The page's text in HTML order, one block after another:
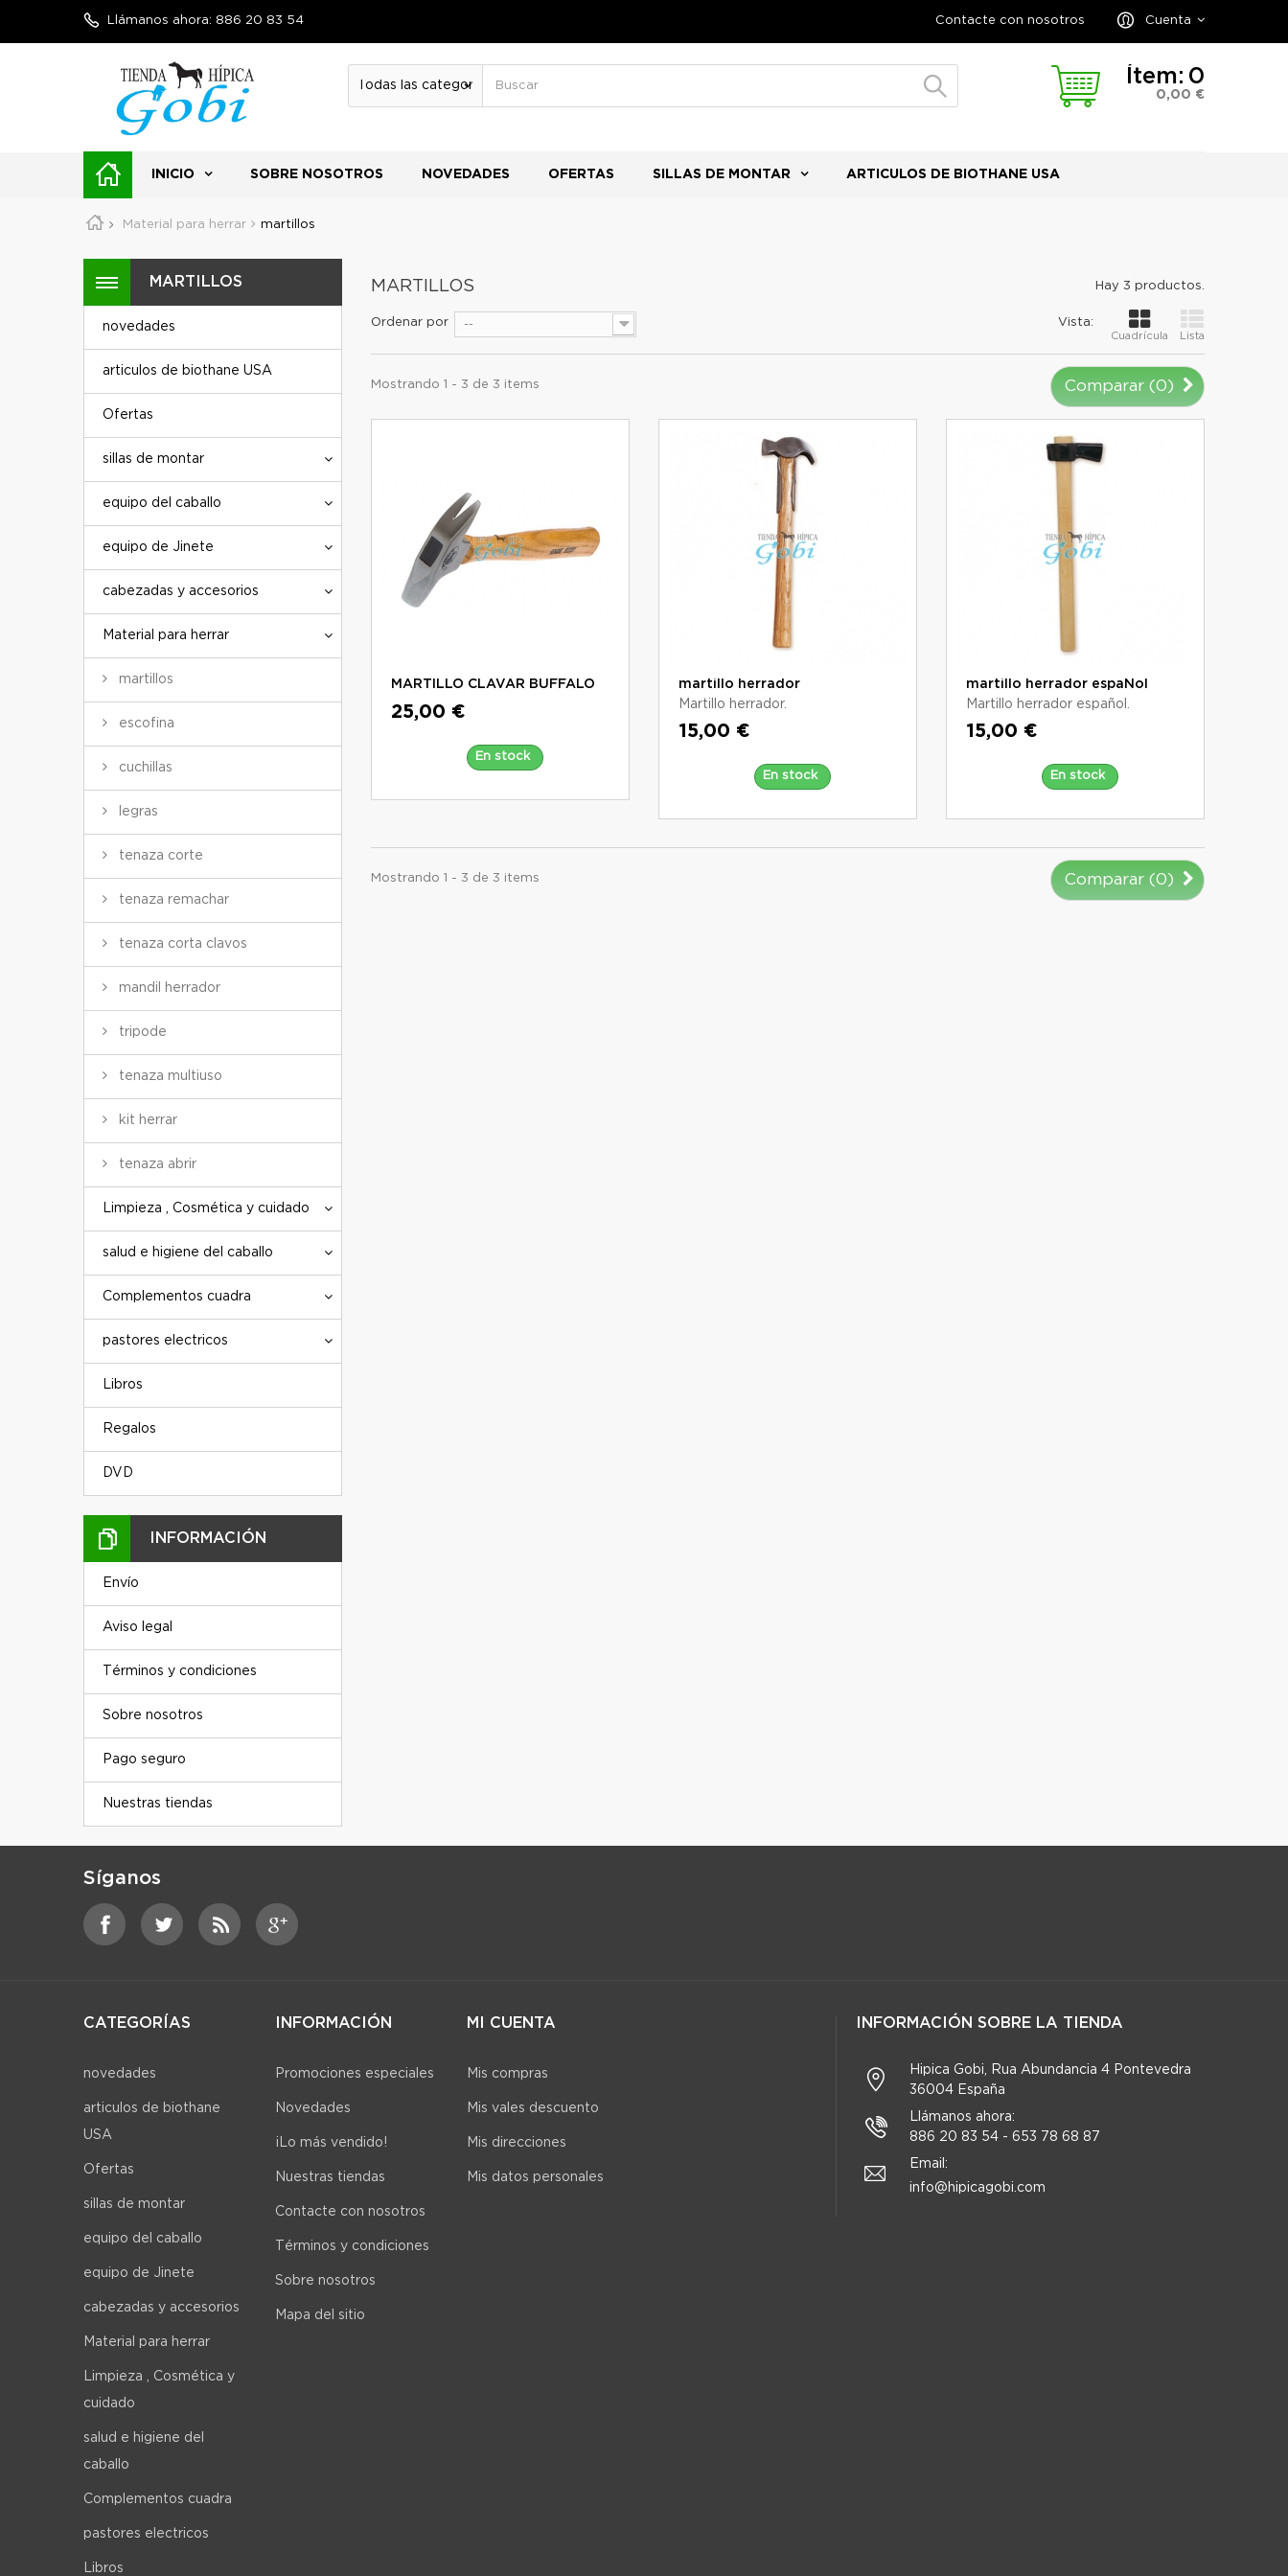
Cuenta
Contacte con nosotros
Llámanos ahora: 886 20 83 54
Ítem: 0
0,00 €
INICIO SOBRE NOSOTROS NOVEDADES OFERTAS SILLAS DE MONTAR ARTICULOS DE BIOTHANE USA
Material para herrar martillos
MARTILLOS
novedades
articulos de biothane USA
Ofertas
sillas de montar
equipo del caballo
equipo de Jinete
cabezadas y accesorios
Material para herrar
martillos
escofina
cuchillas
legras
tenaza corte
tenaza remachar
tenaza corta clavos
mandil herrador
tripode
tenaza multiuso
kit herrar
tenaza abrir
Limpieza , Cosmética y cuidado
salud e higiene del caballo
Complementos cuadra
pastores electricos
Libros
Regalos
DVD
INFORMACIÓN
Envío
Aviso legal
Términos y condiciones
Sobre nosotros
Pago seguro
Nuestras tiendas
MARTILLOS Hay 3 productos.
Vista:
Cuadrícula Lista
Ordenar por --
Comparar (0)
Mostrando 1 - 3 de 3 items
MARTILLO CLAVAR BUFFALO
25,00 €
En stock
martillo herrador
Martillo herrador.
15,00 €
En stock
martillo herrador espaÑol
Martillo herrador español.
15,00 €
En stock
Comparar (0)
Mostrando 1 - 3 de 3 items
Síganos
CATEGORÍAS
novedades
articulos de biothane
USA
Ofertas
sillas de montar
equipo del caballo
equipo de Jinete
cabezadas y accesorios
Material para herrar
Limpieza , Cosmética y
cuidado
salud e higiene del
caballo
Complementos cuadra
pastores electricos
Libros
INFORMACIÓN
Promociones especiales
Novedades
¡Lo más vendido!
Nuestras tiendas
Contacte con nosotros
Términos y condiciones
Sobre nosotros
Mapa del sitio
MI CUENTA
Mis compras
Mis vales descuento
Mis direcciones
Mis datos personales
INFORMACIÓN SOBRE LA TIENDA
Hipica Gobi, Rua Abundancia 4 Pontevedra
36004 España
Llámanos ahora:
886 20 83 54 - 653 78 68 87
Email:
info@hipicagobi.com